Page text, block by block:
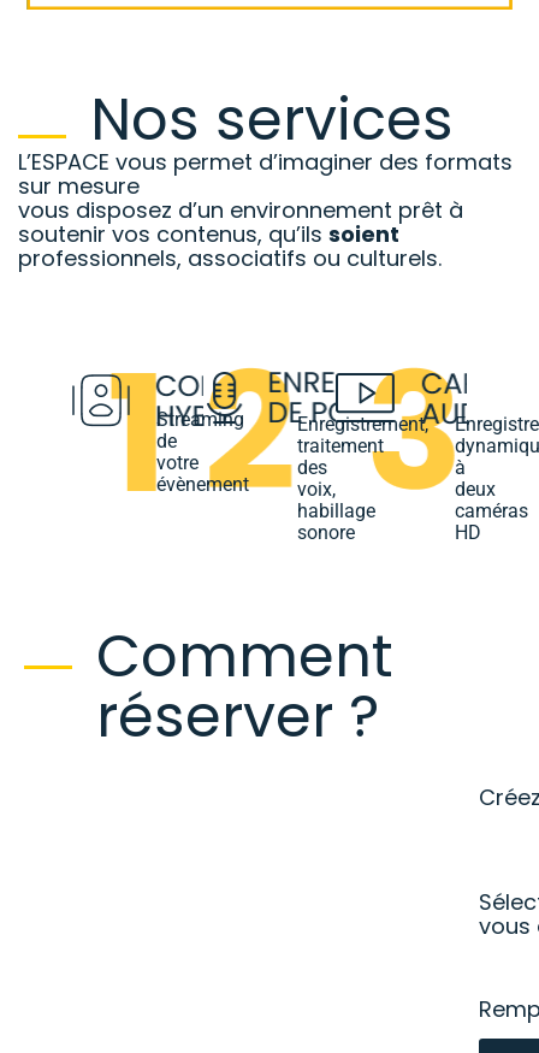
Nos services
L’ESPACE vous permet d’imaginer des formats
sur mesure
vous disposez d’un environnement prêt à
soutenir vos contenus, qu’ils soient
professionnels, associatifs ou culturels.
Streaming
de
votre
évènement
Enregistrement,
traitement
des
voix,
habillage
sonore
à
deux
caméras
HD
Comment
réserver ?
vous